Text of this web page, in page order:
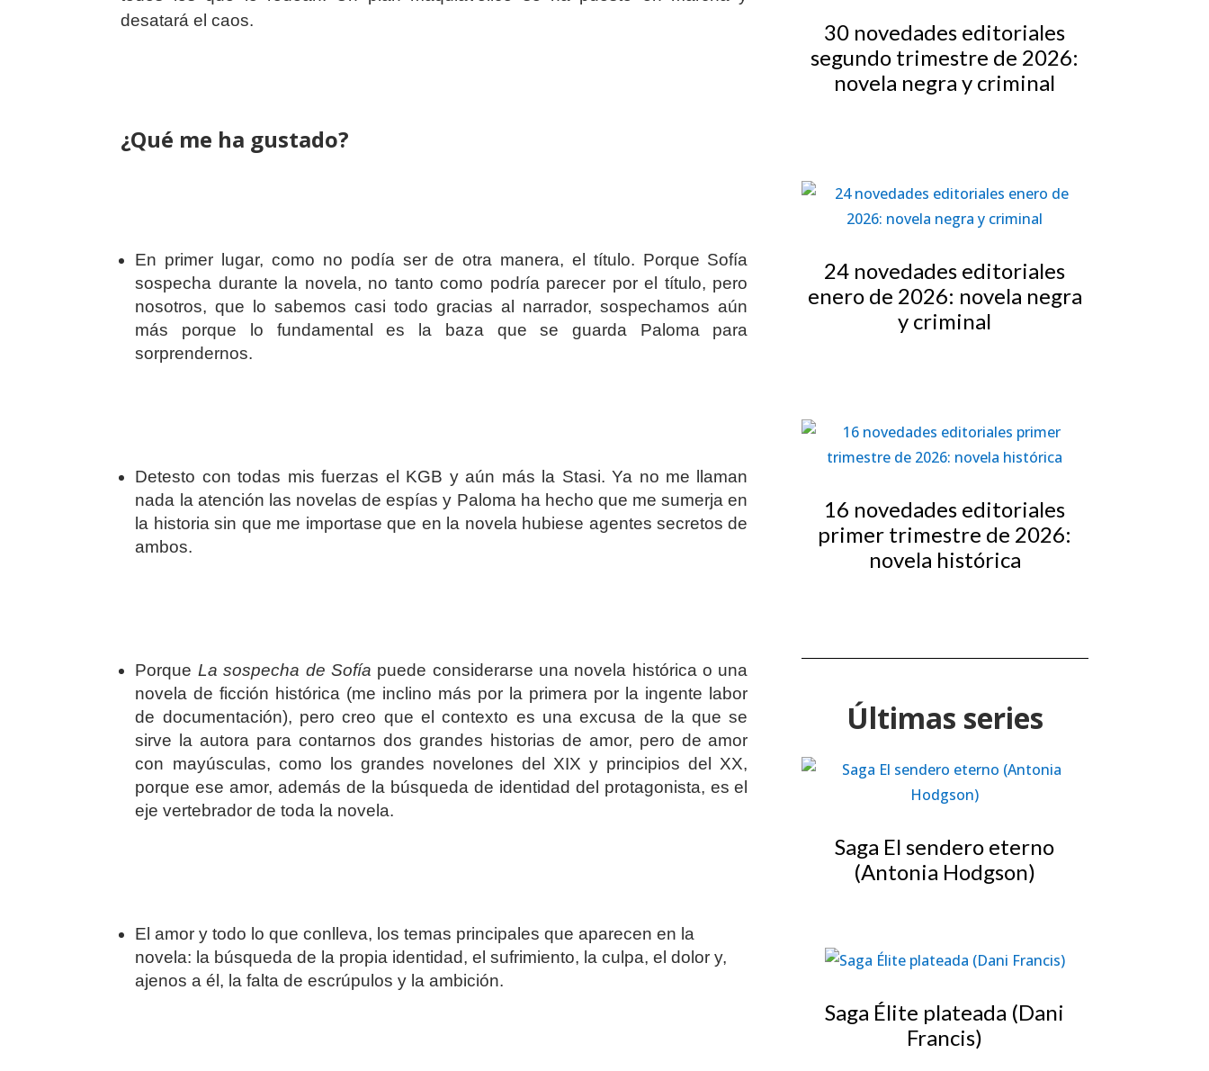
desatará el caos.
¿Qué me ha gustado?
En primer lugar, como no podía ser de otra manera, el título. Porque Sofía
sospecha durante la novela, no tanto como podría parecer por el título, pero
nosotros, que lo sabemos casi todo gracias al narrador, sospechamos aún
más porque lo fundamental es la baza que se guarda Paloma para
sorprendernos.
Detesto con todas mis fuerzas el KGB y aún más la Stasi. Ya no me llaman
nada la atención las novelas de espías y Paloma ha hecho que me sumerja en
la historia sin que me importase que en la novela hubiese agentes secretos de
ambos.
Porque La sospecha de Sofía puede considerarse una novela histórica o una
novela de ficción histórica (me inclino más por la primera por la ingente labor
de documentación), pero creo que el contexto es una excusa de la que se
sirve la autora para contarnos dos grandes historias de amor, pero de amor
con mayúsculas, como los grandes novelones del XIX y principios del XX,
porque ese amor, además de la búsqueda de identidad del protagonista, es el
eje vertebrador de toda la novela.
El amor y todo lo que conlleva, los temas principales que aparecen en la
novela: la búsqueda de la propia identidad, el sufrimiento, la culpa, el dolor y,
ajenos a él, la falta de escrúpulos y la ambición.
30 novedades editoriales
segundo trimestre de 2026:
novela negra y criminal
24 novedades editoriales
enero de 2026: novela negra
y criminal
16 novedades editoriales
primer trimestre de 2026:
novela histórica
Últimas series
Saga El sendero eterno
(Antonia Hodgson)
Saga Élite plateada (Dani
Francis)